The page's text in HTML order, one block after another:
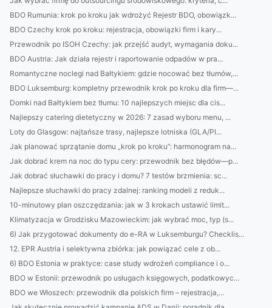
BDO Rumunia: krok po kroku jak wdrożyć Rejestr BDO, obowiązk...
BDO Czechy krok po kroku: rejestracja, obowiązki firm i kary...
Przewodnik po ISOH Czechy: jak przejść audyt, wymagania doku...
BDO Austria: Jak działa rejestr i raportowanie odpadów w pra...
Romantyczne noclegi nad Bałtykiem: gdzie nocować bez tłumów,...
BDO Luksemburg: kompletny przewodnik krok po kroku dla firm—...
Domki nad Bałtykiem bez tłumu: 10 najlepszych miejsc dla cis...
Najlepszy catering dietetyczny w 2026: 7 zasad wyboru menu, ...
Loty do Glasgow: najtańsze trasy, najlepsze lotniska (GLA/PI...
Jak planować sprzątanie domu „krok po kroku”: harmonogram na...
Jak dobrać krem na noc do typu cery: przewodnik bez błędów—p...
Jak dobrać słuchawki do pracy i domu? 7 testów brzmienia: sc...
Najlepsze słuchawki do pracy zdalnej: ranking modeli z reduk...
10-minutowy plan oszczędzania: jak w 3 krokach ustawić limit...
Klimatyzacja w Grodzisku Mazowieckim: jak wybrać moc, typ (s...
6) Jak przygotować dokumenty do e-RA w Luksemburgu? Checklis...
12. EPR Austria i selektywna zbiórka: jak powiązać cele z ob...
6) BDO Estonia w praktyce: case study wdrożeń compliance i o...
BDO w Estonii: przewodnik po usługach księgowych, podatkowyc...
BDO we Włoszech: przewodnik dla polskich firm – rejestracja,...